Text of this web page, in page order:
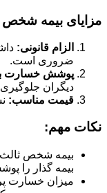
مزایای بیمه شخص
الزام قانونی:
ضروری است.
پوشش خسارت
دیگران
قیمت مناسب:
نکات مهم:
بیمه شخص
بیمه گذار را
میزان خسارت